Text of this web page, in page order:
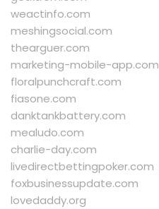
weactinfo.com
meshingsocial.com
thearguer.com
marketing-mobile-app.com
floralpunchcraft.com
fiasone.com
danktankbattery.com
mealudo.com
charlie-day.com
livedirectbettingpoker.com
foxbusinessupdate.com
lovedaddy.org